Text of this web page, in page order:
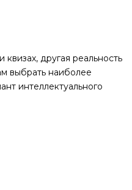
квизах, другая реальность
выбрать наиболее
интеллектуального